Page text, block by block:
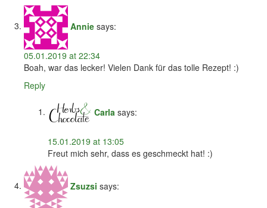
Annie says:
05.01.2019 at 22:34
Boah, war das lecker! Vielen Dank für das tolle Rezept! :)
Reply
Carla says:
15.01.2019 at 13:05
Freut mich sehr, dass es geschmeckt hat! :)
Zsuzsi says: